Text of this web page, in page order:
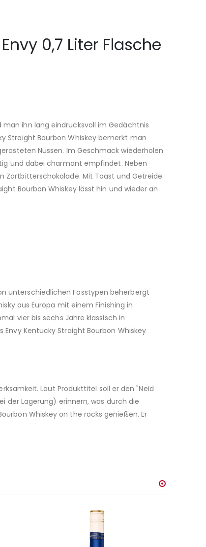
0,7 Liter Flasche
ihn lang eindrucksvoll im Gedächtnis
Straight Bourbon Whiskey bemerkt man
Nüssen. Im Geschmack wiederholen
und dabei charmant empfindet. Neben
Zartbitterschokolade. Mit Toast und Getreide
Bourbon Whiskey lässt hin und wieder an
unterschiedlichen Fasstypen beherbergt
aus Europa mit einem Finishing in
vier bis sechs Jahre klassisch in
Kentucky Straight Bourbon Whiskey
Laut Produkttitel soll er den "Neid
der Lagerung) erinnern, was durch die
Whiskey on the rocks genießen. Er